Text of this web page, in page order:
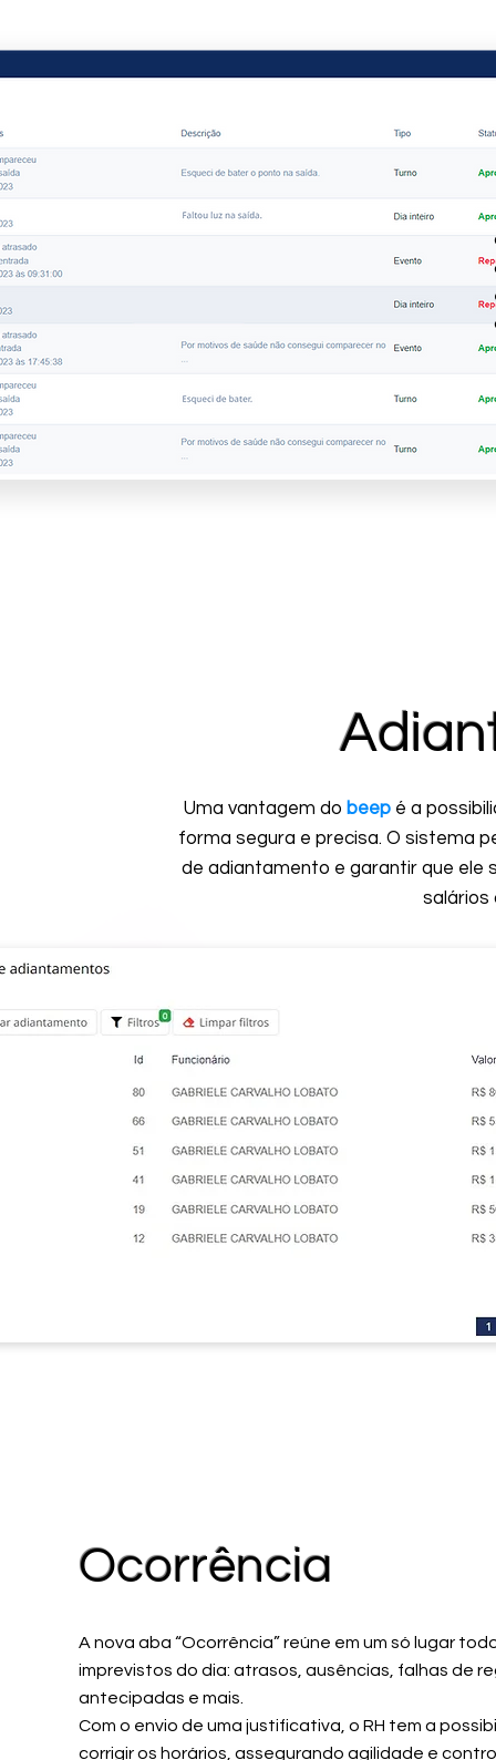
Uma vantagem do beep é a
forma segura e precisa. O sistema
de adiantamento e garantir que
salários
Ocorrência
A nova aba “Ocorrência” reúne em um só lugar
imprevistos do dia: atrasos, ausências, falhas de
antecipadas e mais.
Com o envio de uma justificativa, o RH tem a
corrigir os horários, assegurando agilidade e